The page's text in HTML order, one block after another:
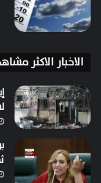
الاخبار الاكثر